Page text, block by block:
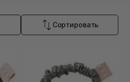
Сортировать